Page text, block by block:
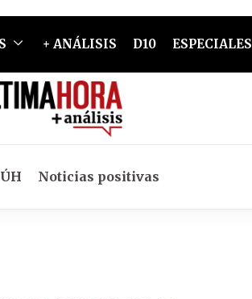
+ ANÁLISIS D10 ESPECIALES
Noticias positivas